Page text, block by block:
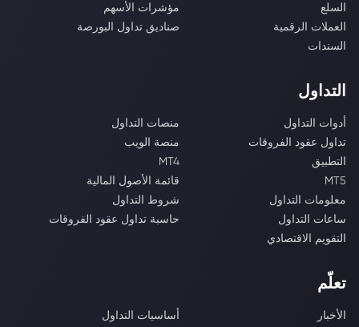
السلع
مؤشرات الأسهم
العملات الرقمية
صناديق تداول البورصة
السندات
التداول
أدوات التداول
منصات التداول
تداول عقود الفروقات
منصة الويب
التطبيق
MT4
MT5
قائمة الأصول المالية
معلومات التداول
شروط التداول
ساعات التداول
حاسبة تداول عقود الفروقات
التقويم الاقتصادي
تعلّم
الأخبار
أساسيات التداول